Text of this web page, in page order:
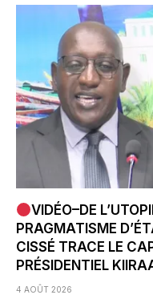
VIDÉO–DE
PRAGMATISME
CISSÉ TRACE LE
PRÉSIDENTIEL
4 AOÛT 2026